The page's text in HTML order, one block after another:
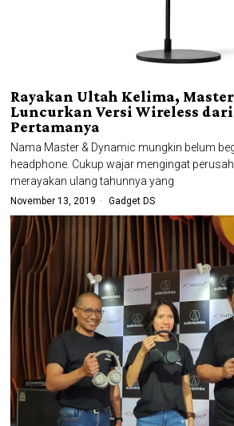
Rayakan Ultah Kelima,
Luncurkan Versi Wireless
Pertamanya
Nama Master & Dynamic mungkin belum
headphone. Cukup wajar mengingat
merayakan ulang tahunnya yang
November 13, 2019 Gadget DS